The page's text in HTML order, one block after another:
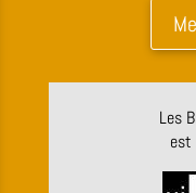
Les
est